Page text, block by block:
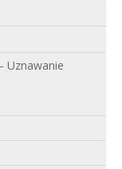
Uznawanie